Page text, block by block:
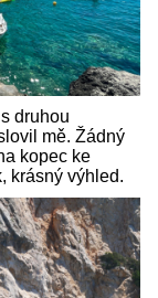
druhou
mě. Žádný
kopec ke
krásný výhled.